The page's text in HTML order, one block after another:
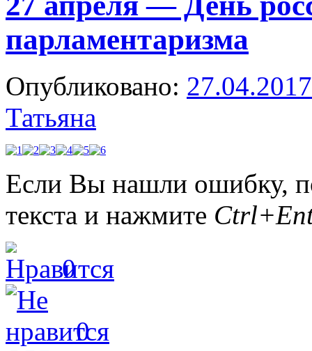
парламентаризма
Опубликовано: 27.04.2017
Татьяна
Если Вы нашли ошибку,
текста и нажмите
0
0